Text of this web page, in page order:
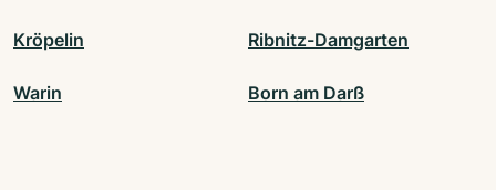
Kröpelin Ribnitz-Damgarten
Warin Born am Darß